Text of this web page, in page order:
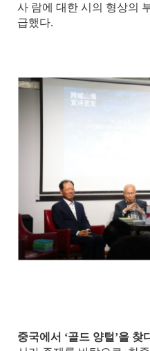
사 람에 대한 시의 형상의
급했다.
중국에서 ‘골드 양털’을 찾